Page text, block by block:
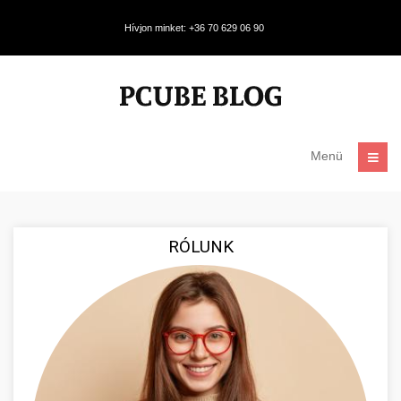
Hívjon minket: +36 70 629 06 90
Menü
RÓLUNK